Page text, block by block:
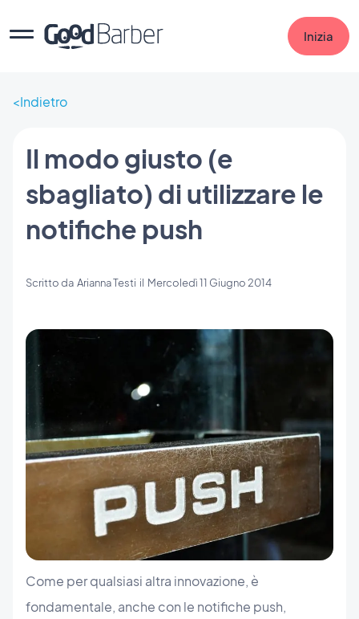
Inizia
Indietro
Il modo giusto (e
sbagliato) di utilizzare le
notifiche push
Scritto da Arianna Testi il Mercoledì 11 Giugno 2014
Come per qualsiasi altra innovazione, è
fondamentale, anche con le notifiche push,